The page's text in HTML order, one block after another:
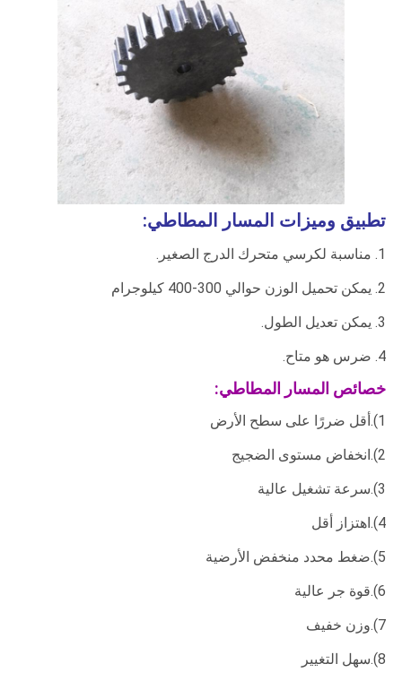
تطبيق وميزات المسار المطاطي:
1. مناسبة لكرسي متحرك الدرج الصغير.
2. يمكن تحميل الوزن حوالي 300-400 كيلوجرام
3. يمكن تعديل الطول.
4. ضرس هو متاح.
خصائص المسار المطاطي:
1).أقل ضررًا على سطح الأرض
2).انخفاض مستوى الضجيج
3).سرعة تشغيل عالية
4).اهتزاز أقل
5).ضغط محدد منخفض الأرضية
6).قوة جر عالية
7).وزن خفيف
8).سهل التغيير